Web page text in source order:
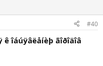
#40
ê îáúÿâëåíèþ ãîðîäîâ